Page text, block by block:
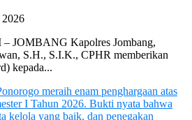
JOMBANG Kapolres Jombang,
S.H., S.I.K., CPHR memberikan
kepada...